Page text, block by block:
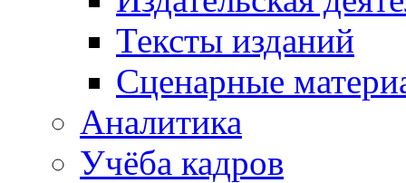
Тексты изданий
Сценарные
Аналитика
Учёба кадров